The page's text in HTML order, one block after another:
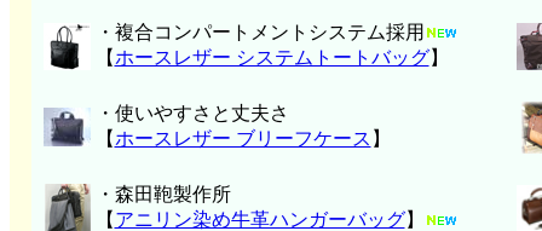
・複合コンパートメントシステム採用
【 ホースレザー システムトートバッグ】
・使いやすさと丈夫さ
【 ホースレザー ブリーフケース 】
・森田鞄製作所
【 アニリン染め牛革ハンガーバッグ】